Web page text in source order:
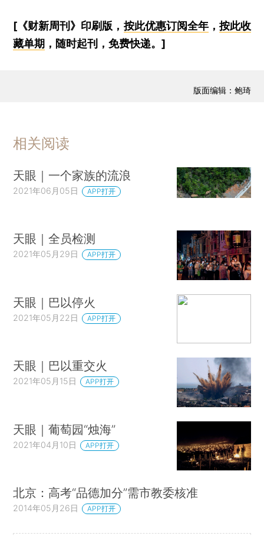
[《财新周刊》印刷版， 按此优惠订阅全年， 按此收
藏单期 ，随时起刊，免费快递。]
版面编辑：鲍琦
相关阅读
天眼｜一个家族的流浪
2021年06月05日 APP打开
天眼｜全员检测
2021年05月29日 APP打开
天眼｜巴以停火
2021年05月22日 APP打开
天眼｜巴以重交火
2021年05月15日 APP打开
天眼｜葡萄园“烛海”
2021年04月10日 APP打开
北京：高考“品德加分”需市教委核准
2014年05月26日 APP打开